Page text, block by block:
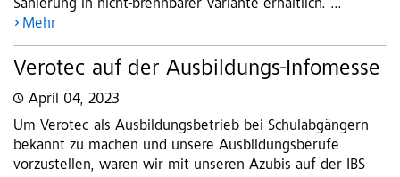
Sanierung in nicht-brennbarer Variante erhältlich. ...
Mehr
Verotec auf der Ausbildungs-Infomesse
April 04, 2023
Um Verotec als Ausbildungsbetrieb bei Schulabgängern
bekannt zu machen und unsere Ausbildungsberufe
vorzustellen, waren wir mit unseren Azubis auf der IBS